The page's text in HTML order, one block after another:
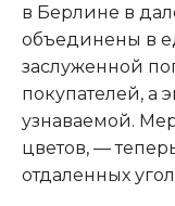
в Берлине в
объединены в
заслуженной
покупателей, а
узнаваемой.
цветов, —
отдаленных